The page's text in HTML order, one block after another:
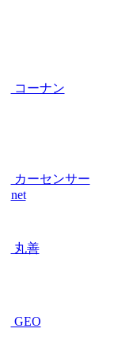
コーナン
カーセンサー
net
丸善
GEO